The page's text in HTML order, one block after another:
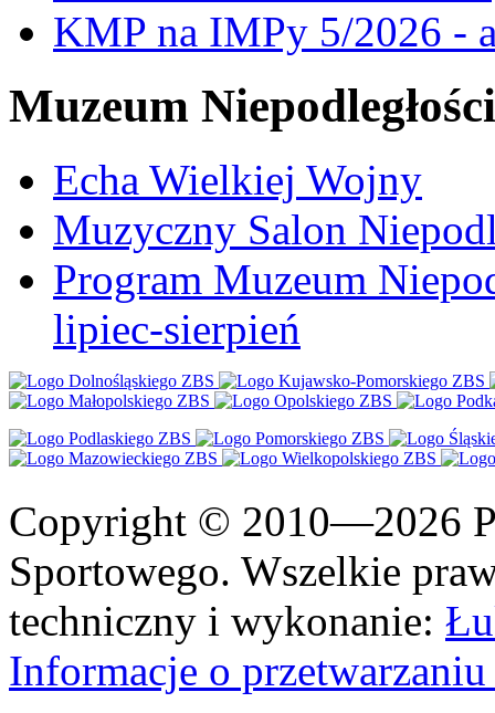
KMP na IMPy 5/2026 -
Muzeum Niepodległości
Echa Wielkiej Wojny
Muzyczny Salon
Program Muzeum
lipiec-sierpień
Copyright © 2010—2026
Sportowego. Wszelkie
techniczny i wykonanie:
Informacje o